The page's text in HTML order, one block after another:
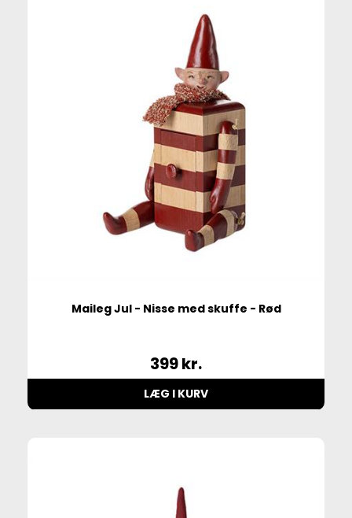
Maileg Jul - Nisse med skuffe - Rød
399kr.
LÆG I KURV